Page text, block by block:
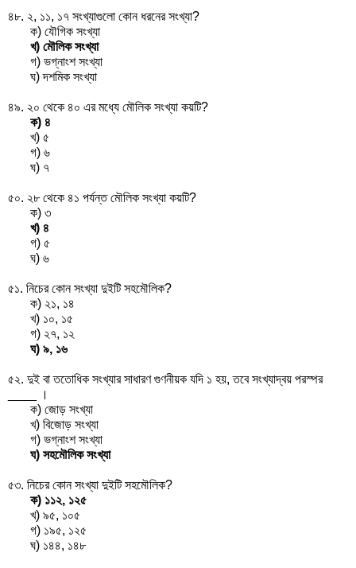
৪৮. ২, ১১, ১৭ সংখ্যাগুলো কোন ধরনের সংখ্যা?
ক) যৌগিক সংখ্যা
খ) মৌলিক সংখ্যা
গ) ভগ্নাংশ সংখ্যা
ঘ) দশমিক সংখ্যা
৪৯. ২০ থেকে ৪০ এর মধ্যে মৌলিক সংখ্যা কয়টি?
ক) ৪
খ) ৫
গ) ৬
ঘ) ৭
৫০. ২৮ থেকে ৪১ পর্যন্ত মৌলিক সংখ্যা কয়টি?
ক) ৩
খ) ৪
গ) ৫
ঘ) ৬
৫১. নিচের কোন সংখ্যা দুইটি সহমৌলিক?
ক) ২১, ১৪
খ) ১০, ১৫
গ) ২৭, ১২
ঘ) ৯, ১৬
৫২. দুই বা ততোধিক সংখ্যার সাধারণ গুণনীয়ক যদি ১ হয়, তবে সংখ্যাদ্বয় পরস্পর
____ ।
ক) জোড় সংখ্যা
খ) বিজোড় সংখ্যা
গ) ভগ্নাংশ সংখ্যা
ঘ) সহমৌলিক সংখ্যা
৫৩. নিচের কোন সংখ্যা দুইটি সহমৌলিক?
ক) ১১২, ১২৫
খ) ৯৫, ১০৫
গ) ১৯৫, ১২৫
ঘ) ১৪৪, ১৪৮